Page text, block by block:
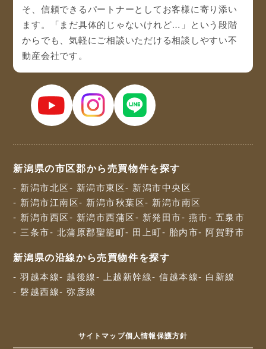
そ、信頼できるパートナーとしてお客様に寄り添い
ます。「まだ具体的じゃないけれど…」という段階
からでも、気軽にご相談いただける相談しやすい不
動産会社です。
新潟県の市区郡から売買物件を探す
- 新潟市北区 - 新潟市東区- 新潟市中央区
- 新潟市江南区- 新潟市秋葉区- 新潟市南区
- 新潟市西区 - 新潟市西蒲区 - 新発田市- 燕市- 五泉市
- 三条市- 北蒲原郡聖籠町- 田上町- 胎内市- 阿賀野市
新潟県の沿線から売買物件を探す
- 羽越本線- 越後線- 上越新幹線- 信越本線- 白新線
- 磐越西線- 弥彦線
サイトマップ個人情報保護方針